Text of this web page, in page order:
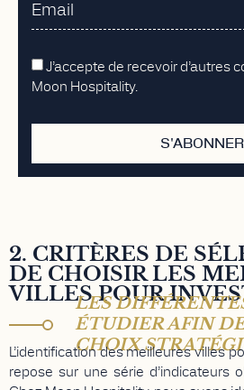
J’accepte de recevoir d’autres
Moon Hospitality.
S'ABONNER
2. CRITÈRES DE
DE CHOISIR LES
VILLES POUR
LES
ÉTUDIER AFIN
CHOIX
L’identification des meilleures villes
repose sur une série d’indicateurs